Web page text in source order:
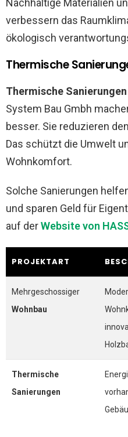
Nachhaltige Materialien
verbessern das
ökologisch
Thermische
Thermische Sanierungen
System Bau Gmbh
besser. Sie reduzieren
Das schützt die Umwelt
Wohnkomfort.
Solche Sanierungen
und sparen Geld für
auf derWebsite von
PROJEKTART
Mehrgeschossiger
Wohnbau
Thermische
Sanierungen